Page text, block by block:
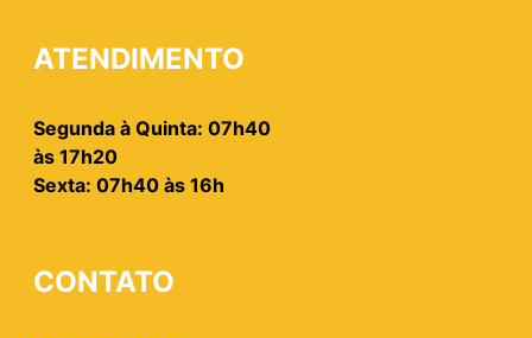
ATENDIMENTO
Segunda à Quinta: 07h40
às 17h20
Sexta: 07h40 às 16h
CONTATO